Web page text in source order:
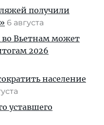
получили
6 августа
во Вьетнам может
2026
население
уставшего